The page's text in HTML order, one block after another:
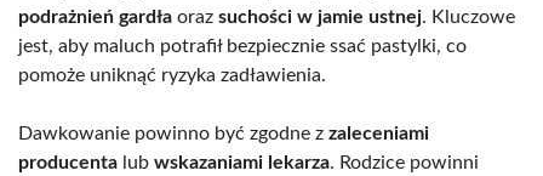
podrażnień gardła oraz suchości w jamie ustnej. Kluczowe
jest, aby maluch potrafił bezpiecznie ssać pastylki, co
pomoże uniknąć ryzyka zadławienia.
Dawkowanie powinno być zgodne z zaleceniami
producenta lub wskazaniami lekarza. Rodzice powinni